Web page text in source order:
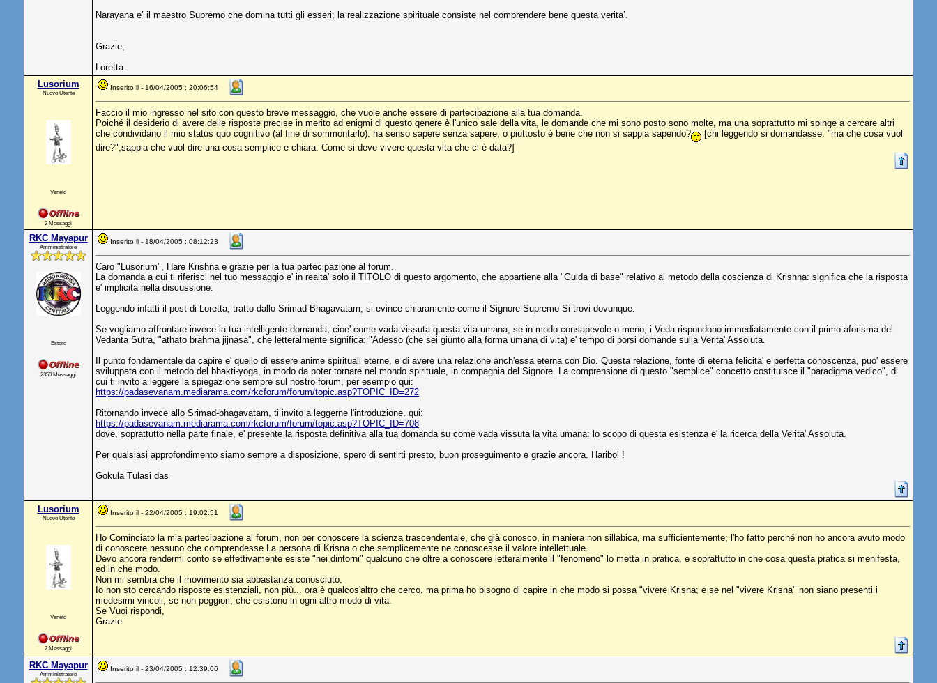
Narayana e’ il maestro Supremo che domina tutti gli esseri; la realizzazione spirituale consiste nel comprendere bene questa verita’.
Grazie,
Loretta
Lusorium
Nuovo Utente
Veneto
2 Messaggi
Inserito il - 16/04/2005 : 20:06:54
Faccio il mio ingresso nel sito con questo breve messaggio, che vuole anche essere di partecipazione alla tua domanda.
Poiché il desiderio di avere delle risposte precise in merito ad enigmi di questo genere è l'unico sale della vita, le domande che mi sono posto sono molte, ma una soprattutto mi spinge a cercare altri
che condividano il mio status quo cognitivo (al fine di sommontarlo): ha senso sapere senza sapere, o piuttosto è bene che non si sappia sapendo?
[chi leggendo si domandasse: "ma che cosa vuol
dire?",sappia che vuol dire una cosa semplice e chiara: Come si deve vivere questa vita che ci è data?]
RKC Mayapur
Amministratore
Estero
2350 Messaggi
Inserito il - 18/04/2005 : 08:12:23
Caro "Lusorium", Hare Krishna e grazie per la tua partecipazione al forum.
La domanda a cui ti riferisci nel tuo messaggio e' in realta' solo il TITOLO di questo argomento, che appartiene alla "Guida di base" relativo al metodo della coscienza di Krishna: significa che la risposta
e' implicita nella discussione.
Leggendo infatti il post di Loretta, tratto dallo Srimad-Bhagavatam, si evince chiaramente come il Signore Supremo Si trovi dovunque.
Se vogliamo affrontare invece la tua intelligente domanda, cioe' come vada vissuta questa vita umana, se in modo consapevole o meno, i Veda rispondono immediatamente con il primo aforisma del
Vedanta Sutra, "athato brahma jijnasa", che letteralmente significa: "Adesso (che sei giunto alla forma umana di vita) e' tempo di porsi domande sulla Verita' Assoluta.
Il punto fondamentale da capire e' quello di essere anime spirituali eterne, e di avere una relazione anch'essa eterna con Dio. Questa relazione, fonte di eterna felicita' e perfetta conoscenza, puo' essere
sviluppata con il metodo del bhakti-yoga, in modo da poter tornare nel mondo spirituale, in compagnia del Signore. La comprensione di questo "semplice" concetto costituisce il "paradigma vedico", di
cui ti invito a leggere la spiegazione sempre sul nostro forum, per esempio qui:
https://padasevanam.mediarama.com/rkcforum/forum/topic.asp?TOPIC_ID=272
Ritornando invece allo Srimad-bhagavatam, ti invito a leggerne l'introduzione, qui:
https://padasevanam.mediarama.com/rkcforum/forum/topic.asp?TOPIC_ID=708
dove, soprattutto nella parte finale, e' presente la risposta definitiva alla tua domanda su come vada vissuta la vita umana: lo scopo di questa esistenza e' la ricerca della Verita' Assoluta.
Per qualsiasi approfondimento siamo sempre a disposizione, spero di sentirti presto, buon proseguimento e grazie ancora. Haribol !
Gokula Tulasi das
Lusorium
Nuovo Utente
Veneto
2 Messaggi
Inserito il - 22/04/2005 : 19:02:51
Ho Cominciato la mia partecipazione al forum, non per conoscere la scienza trascendentale, che già conosco, in maniera non sillabica, ma sufficientemente; l'ho fatto perché non ho ancora avuto modo
di conoscere nessuno che comprendesse La persona di Krisna o che semplicemente ne conoscesse il valore intellettuale.
Devo ancora rendermi conto se effettivamente esiste "nei dintorni" qualcuno che oltre a conoscere letteralmente il "fenomeno" lo metta in pratica, e soprattutto in che cosa questa pratica si menifesta,
ed in che modo.
Non mi sembra che il movimento sia abbastanza conosciuto.
Io non sto cercando risposte esistenziali, non più... ora è qualcos'altro che cerco, ma prima ho bisogno di capire in che modo si possa "vivere Krisna; e se nel "vivere Krisna" non siano presenti i
medesimi vincoli, se non peggiori, che esistono in ogni altro modo di vita.
Se Vuoi rispondi,
Grazie
RKC Mayapur
Amministratore
Inserito il - 23/04/2005 : 12:39:06